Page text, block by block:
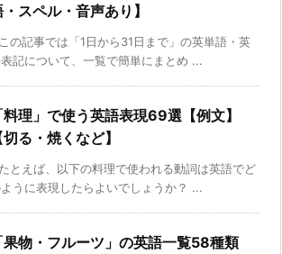
スペル・音声あり】
この記事では「1日から31日まで」の英単語・英
記について、一覧で簡単にまとめ ...
料理」で使う英語表現69選【例文】
切る・焼くなど】
たとえば、以下の料理で使われる動詞は英語でど
うに表現したらよいでしょうか？ ...
果物・フルーツ」の英語一覧58種類